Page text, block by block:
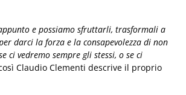
e possiamo sfruttarli, trasformali a
darci la forza e la consapevolezza di non
ci vedremo sempre gli stessi, o se ci
Claudio Clementi descrive il proprio